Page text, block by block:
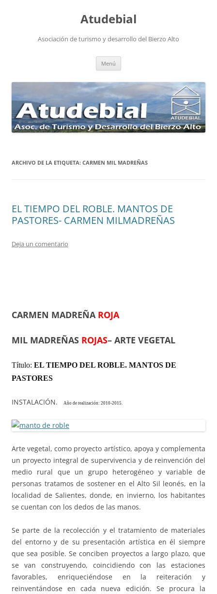
Atudebial
Asociación de turismo y desarrollo del Bierzo Alto
Menú
ARCHIVO DE LA ETIQUETA: CARMEN MIL MADREÑAS
EL TIEMPO DEL ROBLE. MANTOS DE
PASTORES- CARMEN MILMADREÑAS
Deja un comentario
CARMEN MADREÑA ROJA
MIL MADREÑAS ROJAS– ARTE VEGETAL
Título: EL TIEMPO DEL ROBLE. MANTOS DE
PASTORES
INSTALACIÓN. Año de realización: 2010-2015.
Arte vegetal, como proyecto artístico, apoya y complementa
un proyecto integral de supervivencia y de reinvención del
medio rural que un grupo heterogéneo y variable de
personas tratamos de sostener en el Alto Sil leonés, en la
localidad de Salientes, donde, en invierno, los habitantes
se cuentan con los dedos de las manos.
Se parte de la recolección y el tratamiento de materiales
del entorno y de su presentación artística en él siempre
que sea posible. Se conciben proyectos a largo plazo, que
se van construyendo, coincidiendo con las estaciones
favorables, enriqueciéndose en la reiteración y
reinventándose en cada nueva edición. Se procura la